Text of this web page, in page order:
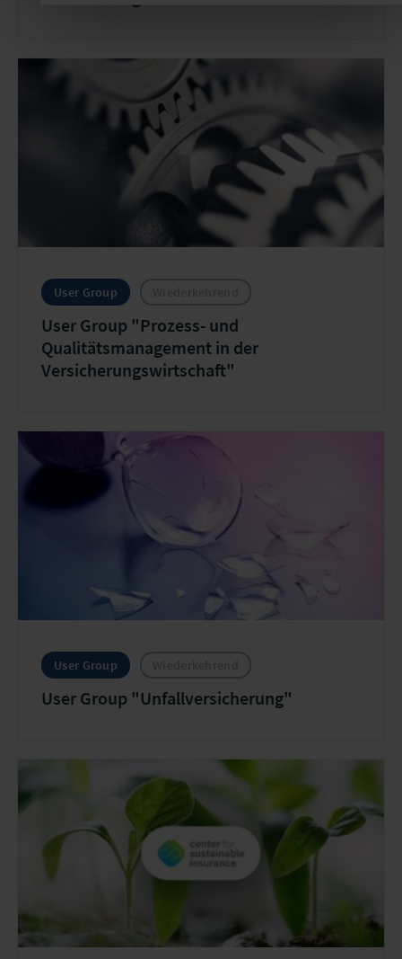
User Group
User Group "Prozess- und
Qualitätsmanagement in der
Versicherungswirtschaft"
User Group
User Group "Unfallversicherung"